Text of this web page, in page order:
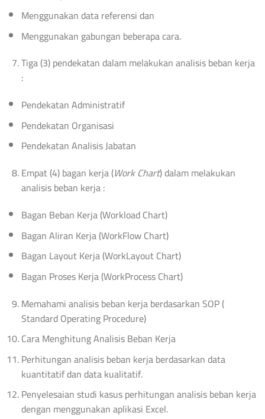
Menggunakan data referensi dan
Menggunakan gabungan beberapa cara.
Tiga (3) pendekatan dalam melakukan analisis beban kerja
:
Pendekatan Administratif
Pendekatan Organisasi
Pendekatan Analisis Jabatan
Empat (4) bagan kerja (Work Chart) dalam melakukan
analisis beban kerja :
Bagan Beban Kerja (Workload Chart)
Bagan Aliran Kerja (WorkFlow Chart)
Bagan Layout Kerja (WorkLayout Chart)
Bagan Proses Kerja (WorkProcess Chart)
Memahami analisis beban kerja berdasarkan SOP (
Standard Operating Procedure)
Cara Menghitung Analisis Beban Kerja
Perhitungan analisis beban kerja berdasarkan data
kuantitatif dan data kualitatif.
Penyelesaian studi kasus perhitungan analisis beban kerja
dengan menggunakan aplikasi Excel.